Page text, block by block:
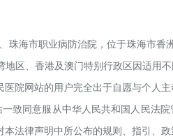
珠海市职业病防治院 ，位于珠海市香
区、香港及澳门特别行政区因适用
医院 网站的用户完全出于自愿与个人
一致同意服从中华人民共和国人民法
本法律声明中所公布的规则、指引、